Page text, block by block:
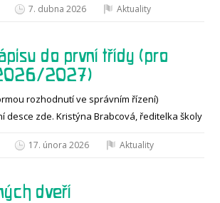
7. dubna 2026 Aktuality
do první třídy (pro
2027)
rozhodnutí ve správním řízení)
desce zde. Kristýna Brabcová, ředitelka školy
17. února 2026 Aktuality
dveří